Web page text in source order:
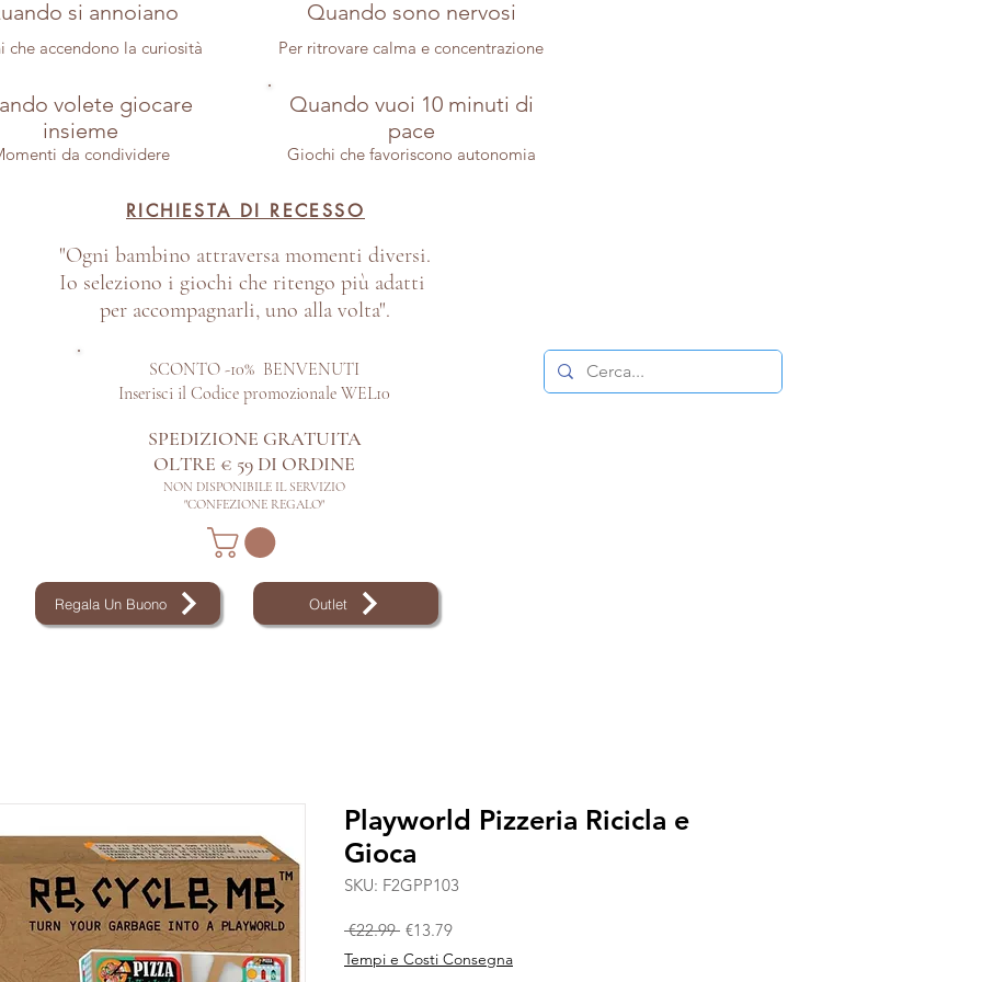
si annoiano
che accendono la curiosità
volete giocare
insieme
da condividere
Quando sono nervosi
Per ritrovare calma e concentrazione
Quando vuoi 10 minuti di
pace
Giochi che favoriscono autonomia
RICHIESTA DI RECESSO
"Ogni bambino attraversa momenti diversi.
Io seleziono i giochi che ritengo più adatti
per accompagnarli, uno alla volta".
SCONTO -10% BENVENUTI
Inserisci il Codice promozionale WEL10
SPEDIZIONE GRATUITA
OLTRE € 59 DI ORDINE​
NON DISPONIBILE IL SERVIZIO
"CONFEZIONE REGALO"
Regala Un Buono Outlet
Playworld Pizzeria Ricicla e
Gioca
SKU: F2GPP103
€22.99 Regular Price
€13.79Sale Price
Tempi e Costi Consegna